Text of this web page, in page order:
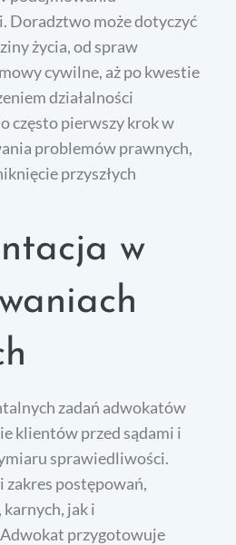
Doradztwo może dotyczyć
życia, od spraw
cywilne, aż po kwestie
działalności
często pierwszy krok w
problemów prawnych,
przyszłych
w
zadań adwokatów
klientów przed sądami i
sprawiedliwości.
zakres postępowań,
jak i
przygotowuje